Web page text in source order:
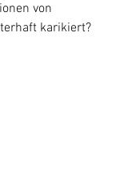
von
karikiert?